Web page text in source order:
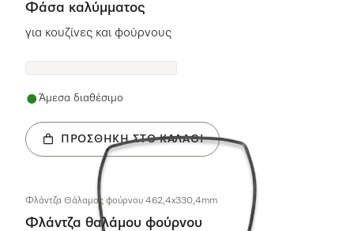
Φάσα καλύμματος
για κουζίνες και φούρνους
Άμεσα διαθέσιμο
ΠΡΟΣΘΉΚΗ ΣΤΟ ΚΑΛΆΘΙ
Φλάντζα Θάλαμος φούρνου 462,4x330,4mm
Φλάντζα θαλάμου φούρνου